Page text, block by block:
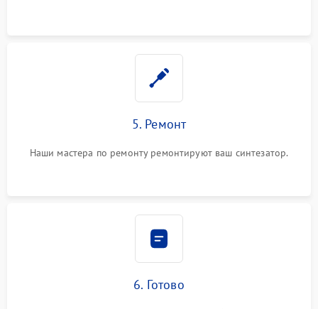
5. Ремонт
Наши мастера по ремонту ремонтируют ваш синтезатор.
6. Готово